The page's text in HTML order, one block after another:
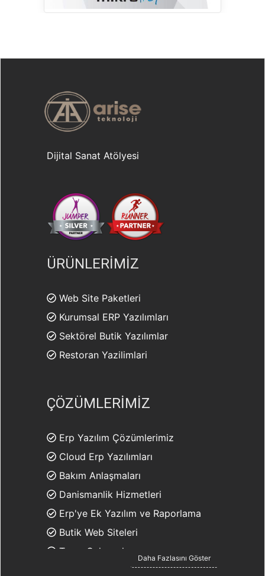
Dijital Sanat Atölyesi
ÜRÜNLERİMİZ
Web Site Paketleri
Kurumsal ERP Yazılımları
Sektörel Butik Yazılımlar
Restoran Yazilimlari
ÇÖZÜMLERİMİZ
Erp Yazılım Çözümlerimiz
Cloud Erp Yazılımları
Bakım Anlaşmaları
Danismanlik Hizmetleri
Erp'ye Ek Yazılım ve Raporlama
Butik Web Siteleri
Tema Çalışmaları
E-Ticaret Çözmümleri
Daha Fazlasını Göster